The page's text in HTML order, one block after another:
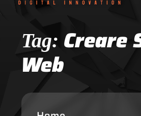
Tag: Creare
Web